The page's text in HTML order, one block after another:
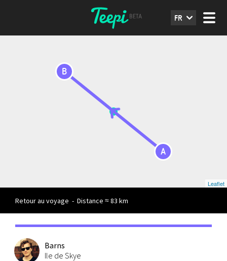
FR
A
B
Leaflet
Retour au voyage - Distance ≈ 83 km
Barns
Ile de Skye